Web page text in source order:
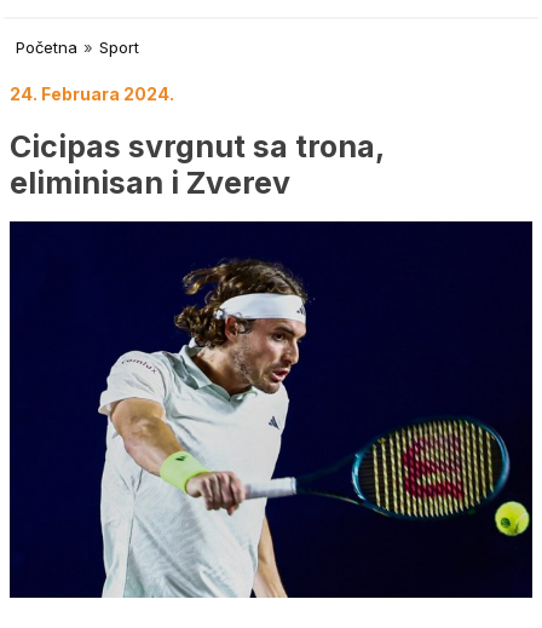
Početna » Sport
24. Februara 2024.
Cicipas svrgnut sa trona,
eliminisan i Zverev